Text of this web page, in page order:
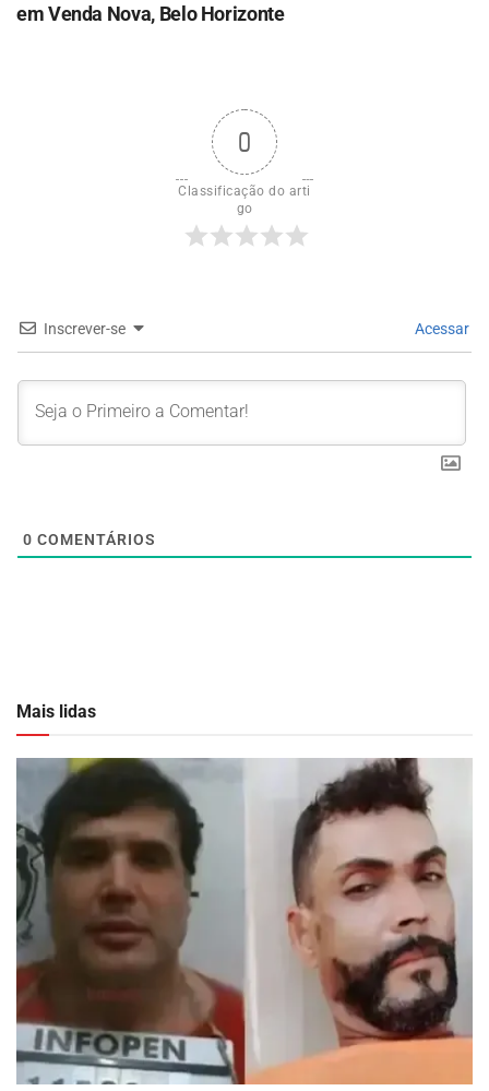
em Venda Nova, Belo Horizonte
0
Classificação do arti
go
Inscrever-se Acessar
0 COMENTÁRIOS
Mais lidas